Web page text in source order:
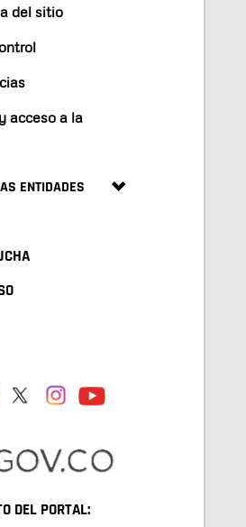
del sitio
acceso a la
ENTIDADES
DEL PORTAL: